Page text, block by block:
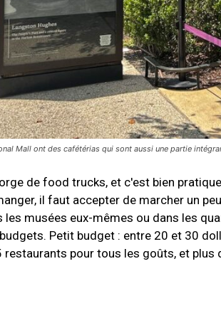
Mall ont des cafétérias qui sont aussi une partie
de food trucks, et c'est bien
il faut accepter de marcher un
les musées eux-mêmes ou dans les
Petit budget : entre 20 et 30
restaurants pour tous les goûts, et plus